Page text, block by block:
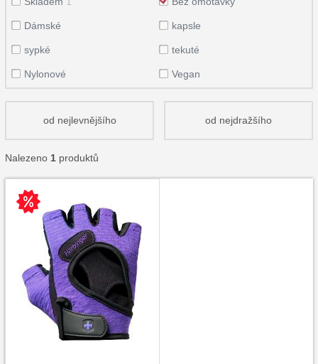
Dámské kapsle
sypké tekuté
Nylonové Vegan
od nejlevnějšího od nejdražšího
Nalezeno 1 produktů